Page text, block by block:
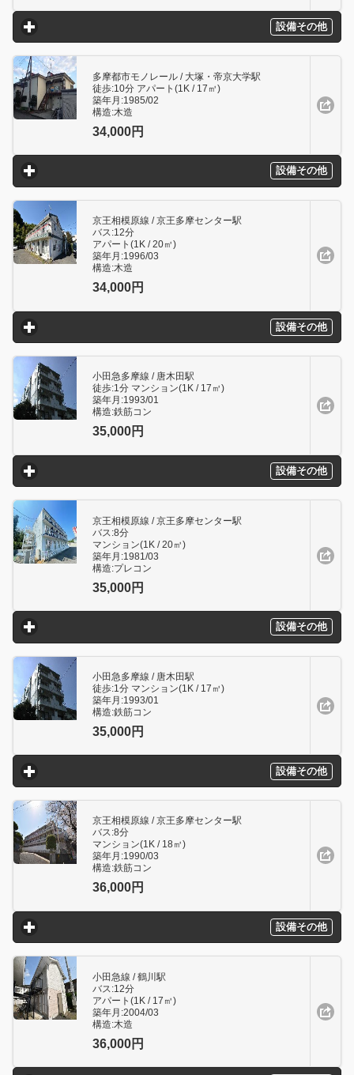
設備その他
click to expand contents
多摩都市モノレール / 大塚・帝京大学駅
徒歩:10分 アパート(1K / 17㎥)
築年月:1985/02
構造:木造
34,000円
設備その他
click to expand contents
京王相模原線 / 京王多摩センター駅
バス:12分
アパート(1K / 20㎥)
築年月:1996/03
構造:木造
34,000円
設備その他
click to expand contents
小田急多摩線 / 唐木田駅
徒歩:1分 マンション(1K / 17㎥)
築年月:1993/01
構造:鉄筋コン
35,000円
設備その他
click to expand contents
京王相模原線 / 京王多摩センター駅
バス:8分
マンション(1K / 20㎥)
築年月:1981/03
構造:プレコン
35,000円
設備その他
click to expand contents
小田急多摩線 / 唐木田駅
徒歩:1分 マンション(1K / 17㎥)
築年月:1993/01
構造:鉄筋コン
35,000円
設備その他
click to expand contents
京王相模原線 / 京王多摩センター駅
バス:8分
マンション(1K / 18㎥)
築年月:1990/03
構造:鉄筋コン
36,000円
設備その他
click to expand contents
小田急線 / 鶴川駅
バス:12分
アパート(1K / 17㎥)
築年月:2004/03
構造:木造
36,000円